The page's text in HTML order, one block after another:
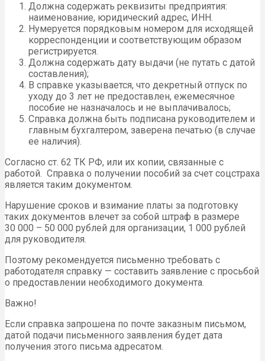
Должна содержать реквизиты предприятия:
наименование, юридический адрес, ИНН.
Нумеруется порядковым номером для исходящей
корреспонденции и соответствующим образом
регистрируется.
Должна содержать дату выдачи (не путать с датой
составления);
В справке указывается, что декретный отпуск по
уходу до 3 лет не предоставлен, ежемесячное
пособие не назначалось и не выплачивалось;
Справка должна быть подписана руководителем и
главным бухгалтером, заверена печатью (в случае
ее наличия).
Согласно ст. 62 ТК РФ, или их копии, связанные с
работой. Справка о получении пособий за счет соцстраха
является таким документом.
Нарушение сроков и взимание платы за подготовку
таких документов влечет за собой штраф в размере
30 000 – 50 000 рублей для организации, 1 000 рублей
для руководителя.
Поэтому рекомендуется письменно требовать с
работодателя справку — составить заявление с просьбой
о предоставлении необходимого документа.
Важно!
Если справка запрошена по почте заказным письмом,
датой подачи письменного заявления будет дата
получения этого письма адресатом.